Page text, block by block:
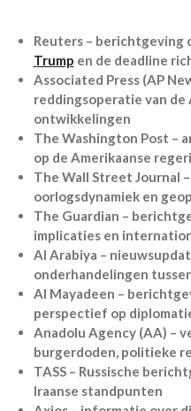
Reuters – berichtgeving
Trump en de deadline
Associated Press (AP
reddingsoperatie van
ontwikkelingen
The Washington Post –
op de Amerikaanse
The Wall Street Journal
oorlogsdynamiek en
The Guardian –
implicaties en
Al Arabiya –
onderhandelingen
Al Mayadeen –
perspectief op
Anadolu Agency (AA) –
burgerdoden, politieke
TASS – Russische
Iraanse standpunten